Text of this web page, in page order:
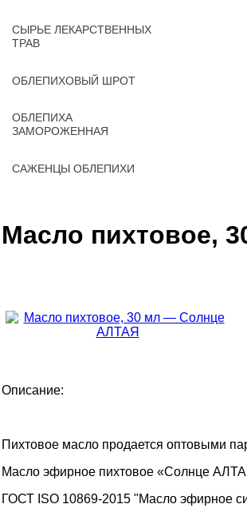
СЫРЬЕ ЛЕКАРСТВЕННЫХ
ТРАВ
ОБЛЕПИХОВЫЙ ШРОТ
ОБЛЕПИХА
ЗАМОРОЖЕННАЯ
САЖЕНЦЫ ОБЛЕПИХИ
Масло пихтовое,
Описание:
Пихтовое масло продается оптовыми
Масло эфирное пихтовое «Солнце
ГОСТ ISO 10869-2015 "Масло эфирное